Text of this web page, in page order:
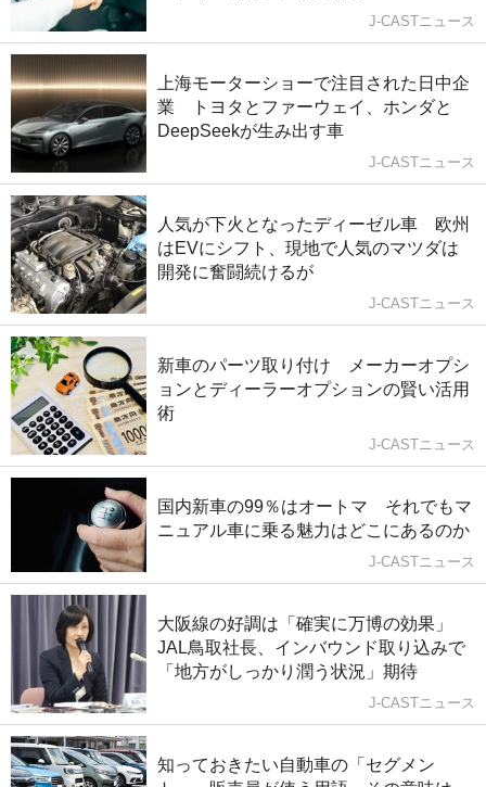
J-CASTニュース
上海モーターショーで注目された日中企
業 トヨタとファーウェイ、ホンダと
DeepSeekが生み出す車
J-CASTニュース
人気が下火となったディーゼル車 欧州
はEVにシフト、現地で人気のマツダは
開発に奮闘続けるが
J-CASTニュース
新車のパーツ取り付け メーカーオプシ
ョンとディーラーオプションの賢い活用
術
J-CASTニュース
国内新車の99％はオートマ それでもマ
ニュアル車に乗る魅力はどこにあるのか
J-CASTニュース
大阪線の好調は「確実に万博の効果」
JAL鳥取社長、インバウンド取り込みで
「地方がしっかり潤う状況」期待
J-CASTニュース
知っておきたい自動車の「セグメン